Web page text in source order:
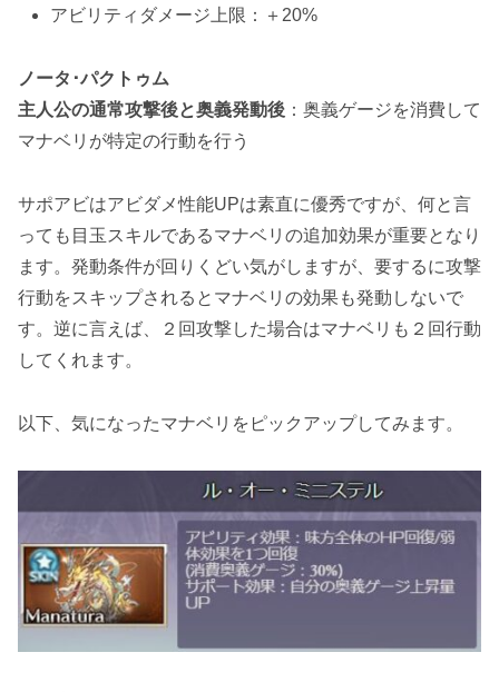
アビリティダメージ上限：＋20%
ノータ･パクトゥム
主人公の通常攻撃後と奥義発動後 ：奥義ゲージを消費して
マナベリ が特定の行動を行う
サポアビはアビダメ性能UPは素直に優秀ですが、何と言
っても目玉スキルであるマナベリの追加効果が重要となり
ます。発動条件が回りくどい気がしますが、要するに攻撃
行動をスキップされるとマナベリの効果も発動しないで
す。逆に言えば、
２回攻撃した場合はマナベリも２回行動
してくれます。
以下、気になったマナベリをピックアップしてみます。